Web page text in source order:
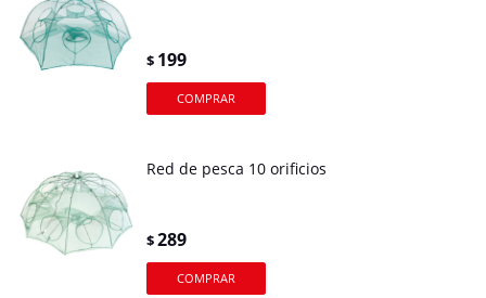
$ 199
Red de pesca 10 orificios
$289